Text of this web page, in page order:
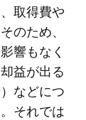
取得費や
のため、
響もなく
益が出る
などにつ
それでは